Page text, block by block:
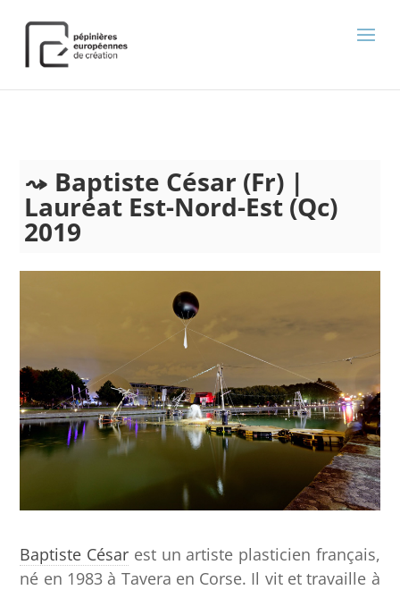
Baptiste César (Fr) |
Lauréat Est-Nord-Est (Qc)
2019
Baptiste César est un artiste plasticien français,
né en 1983 à Tavera en Corse. Il vit et travaille à